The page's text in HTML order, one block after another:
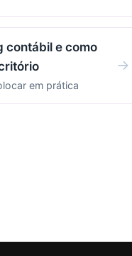
contábil e como
em prática
→